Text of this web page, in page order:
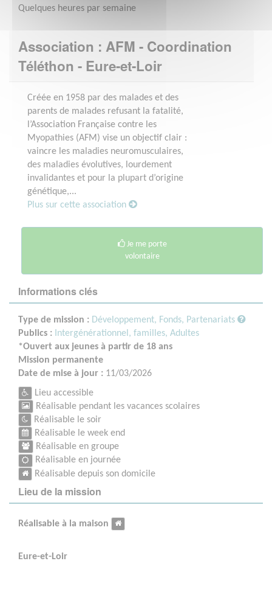
Quelques heures par semaine
Association : AFM - Coordination
Téléthon - Eure-et-Loir
Créée en 1958 par des malades et des
parents de malades refusant la fatalité,
l’Association Française contre les
Myopathies (AFM) vise un objectif clair :
vaincre les maladies neuromusculaires,
des maladies évolutives, lourdement
invalidantes et pour la plupart d’origine
génétique,...
Plus sur cette association
Je me porte
volontaire
Informations clés
Type de mission : Développement, Fonds, Partenariats
Publics : Intergénérationnel, familles, Adultes
*Ouvert aux jeunes à partir de 18 ans
Mission permanente
Date de mise à jour : 11/03/2026
Lieu accessible
Réalisable pendant les vacances scolaires
Réalisable le soir
Réalisable le week end
Réalisable en groupe
Réalisable en journée
Réalisable depuis son domicile
Lieu de la mission
Réalisable à la maison
Eure-et-Loir